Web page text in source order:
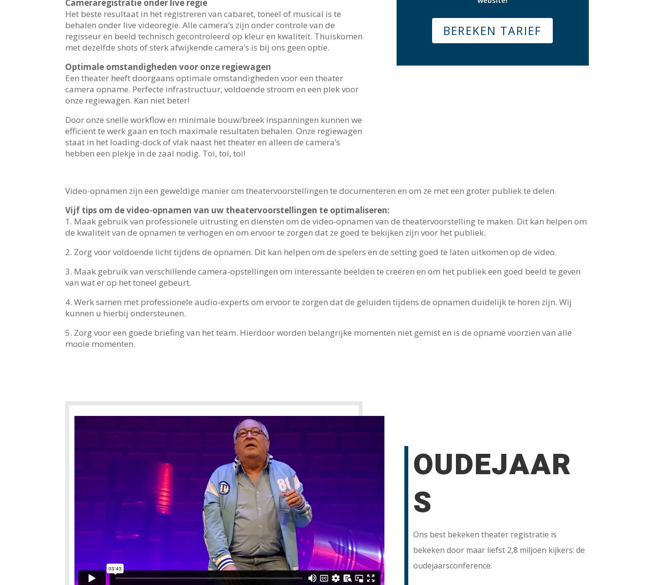
Cameraregistratie onder live regie
Het beste resultaat in het registreren van cabaret, toneel of musical is te
behalen onder live videoregie. Alle camera’s zijn onder controle van de
regisseur en beeld technisch gecontroleerd op kleur en kwaliteit. Thuiskomen
met dezelfde shots of sterk afwijkende camera’s is bij ons geen optie.
Optimale omstandigheden voor onze regiewagen
Een theater heeft doorgaans optimale omstandigheden voor een theater
camera opname. Perfecte infrastructuur, voldoende stroom en een plek voor
onze regiewagen. Kan niet beter!
Door onze snelle workflow en minimale bouw/breek inspanningen kunnen we
efficient te werk gaan en toch maximale resultaten behalen. Onze regiewagen
staat in het loading-dock of vlak naast het theater en alleen de camera’s
hebben een plekje in de zaal nodig. Toi, toi, toi!
BEREKEN TARIEF
Video-opnamen zijn een geweldige manier om theatervoorstellingen te documenteren en om ze met een groter publiek te delen.
Vijf tips om de video-opnamen van uw theatervoorstellingen te optimaliseren:
1. Maak gebruik van professionele uitrusting en diensten om de video-opnamen van de theatervoorstelling te maken. Dit kan helpen om
de kwaliteit van de opnamen te verhogen en om ervoor te zorgen dat ze goed te bekijken zijn voor het publiek.
2. Zorg voor voldoende licht tijdens de opnamen. Dit kan helpen om de spelers en de setting goed te laten uitkomen op de video.
3. Maak gebruik van verschillende camera-opstellingen om interessante beelden te creëren en om het publiek een goed beeld te geven
van wat er op het toneel gebeurt.
4. Werk samen met professionele audio-experts om ervoor te zorgen dat de geluiden tijdens de opnamen duidelijk te horen zijn. Wij
kunnen u hierbij ondersteunen.
5. Zorg voor een goede briefing van het team. Hierdoor worden belangrijke momenten niet gemist en is de opname voorzien van alle
mooie momenten.
OUDEJAAR
S
Ons best bekeken theater registratie is
bekeken door maar liefst 2,8 miljoen kijkers: de
oudejaarsconference.